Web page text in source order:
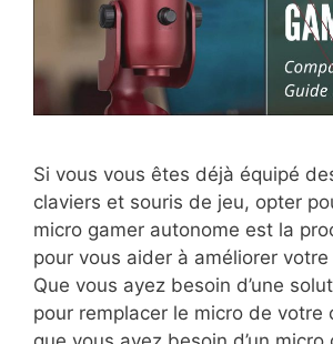
Si vous vous êtes déjà équipé
claviers et souris de jeu, opter
micro gamer autonome est la
pour vous aider à améliorer
Que vous ayez besoin d’une
pour remplacer le micro de votre